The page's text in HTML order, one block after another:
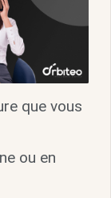
que vous
ou en